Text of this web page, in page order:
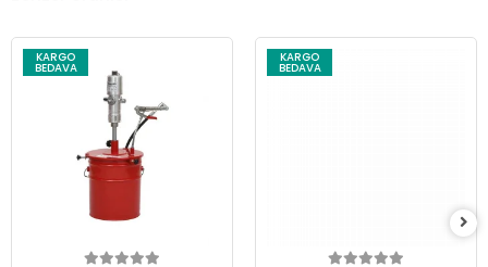
KARGO
BEDAVA
KARGO
BEDAVA